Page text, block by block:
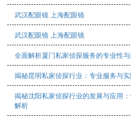
武汉配眼镜 上海配眼镜
武汉配眼镜 上海配眼镜
全面解析厦门私家侦探服务的专业性
揭秘昆明私家侦探行业：专业服务与
揭秘沈阳私家侦探行业的发展与应用
解析